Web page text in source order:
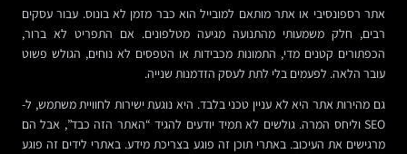
אתר רספונסיבי או אתר מותאם למובייל הוא כבר מזמן לא בונוס. עבור עסקים
רבים, חלק משמעותי מהתנועה מגיעה מטלפונים. אם התפריט לא ברור,
הכפתורים קטנים מדי, התמונות מכבידות או הטפסים לא נוחים, הגולש פשוט
עובר הלאה. לפעמים בלי לתת לעסק הזדמנות שנייה.
גם מהירות אתר היא לא עניין טכני בלבד. היא נוגעת ישירות לחוויית משתמש, ל-
SEO וליחס המרה. גולשים לא תמיד יודעים להגיד “האתר הזה כבד”, אבל הם
מרגישים את העיכוב. באתרי תוכן זה פוגע בצריכת מידע. באתרי לידים זה פוגע